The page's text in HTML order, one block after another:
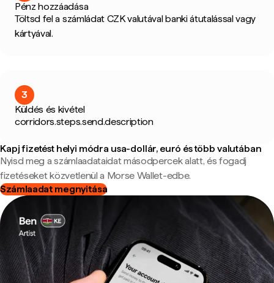
Pénz hozzáadása
Töltsd fel a számládat CZK valutával banki átutalással vagy
kártyával.
3
Küldés és kivétel
corridors.steps.send.description
Kapj fizetést helyi módra usa-dollár, euró és több valutában
Nyisd meg a számlaadataidat másodpercek alatt, és fogadj
fizetéseket közvetlenül a Morse Wallet-edbe.
Számlaadat megnyitása